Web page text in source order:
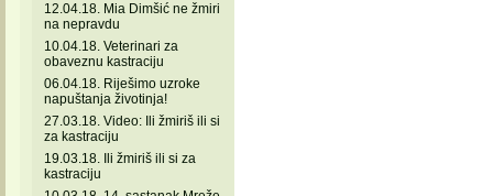
12.04.18. Mia Dimšić ne žmiri
na nepravdu
10.04.18. Veterinari za
obaveznu kastraciju
06.04.18. Riješimo uzroke
napuštanja životinja!
27.03.18. Video: Ili žmiriš ili si
za kastraciju
19.03.18. Ili žmiriš ili si za
kastraciju